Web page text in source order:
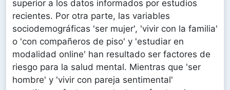
superior a los datos informados por estudios
recientes. Por otra parte, las variables
sociodemográficas 'ser mujer', 'vivir con la familia'
o 'con compañeros de piso' y 'estudiar en
modalidad online' han resultado ser factores de
riesgo para la salud mental. Mientras que 'ser
hombre' y 'vivir con pareja sentimental'